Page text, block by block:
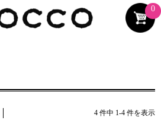
0
4 件中 1-4 件を表示